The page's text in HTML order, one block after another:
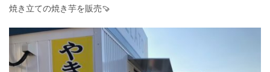
焼き立ての焼き芋を販売🍠